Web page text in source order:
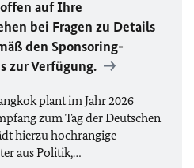
auf Ihre
bei Fragen zu Details
den Sponsoring-
zur Verfügung.
plant im Jahr 2026
zum Tag der Deutschen
hierzu hochrangige
aus Politik,…